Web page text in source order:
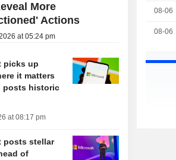
08-06
08-06
More
Actions
at 05:24 pm
picks up
it matters
posts historic
at 08:17 pm
posts stellar
of